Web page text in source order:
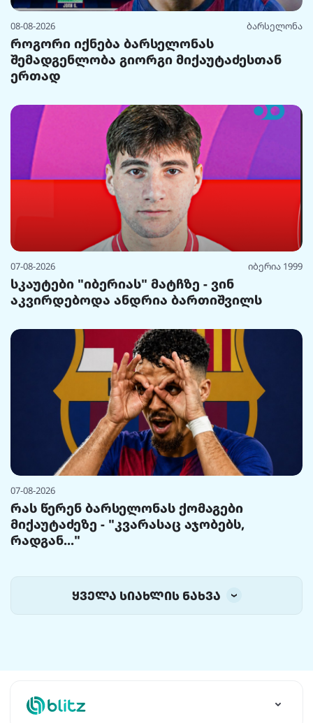
08-08-2026 ბარსელონა
როგორი იქნება ბარსელონას
შემადგენლობა გიორგი მიქაუტაძესთან
ერთად
07-08-2026 იბერია 1999
სკაუტები "იბერიას" მატჩზე - ვინ
აკვირდებოდა ანდრია ბართიშვილს
07-08-2026
რას წერენ ბარსელონას ქომაგები
მიქაუტაძეზე - "კვარასაც აჯობებს,
რადგან..."
ყველა სიახლის ნახვა